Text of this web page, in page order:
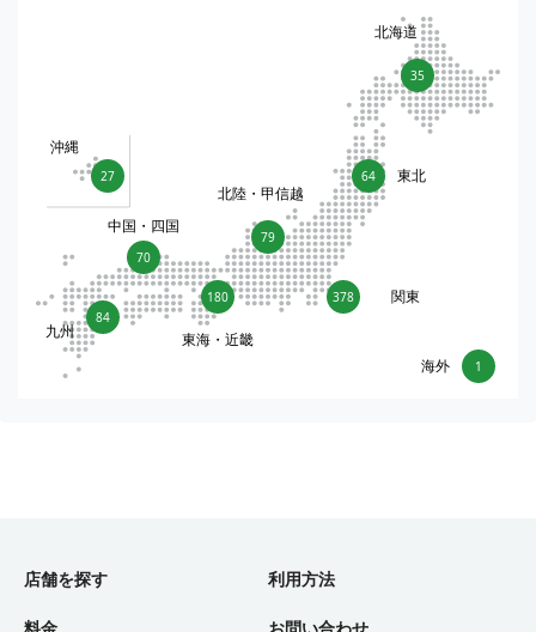
35
北海道
64 東北
378 関東
79
北陸・甲信越
180
東海・近畿
70
中国・四国
84
九州
27
沖縄
1
海外
店舗を探す 利用方法
料金 お問い合わせ